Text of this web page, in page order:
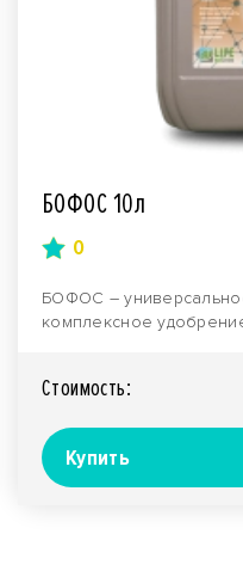
БОФОС 10л
0
БОФОС –
комплексное
Стоимость:
Купить